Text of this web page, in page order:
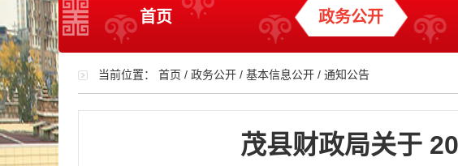
首页 政务公开
当前位置： 首页 / 政务公开 / 基本信息公开 / 通知公告
茂县财政局关于